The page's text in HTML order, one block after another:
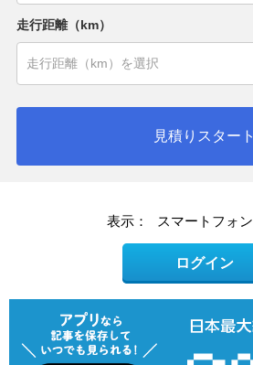
走行距離（km）
見積りスタート
表示： スマートフォン
ログイン